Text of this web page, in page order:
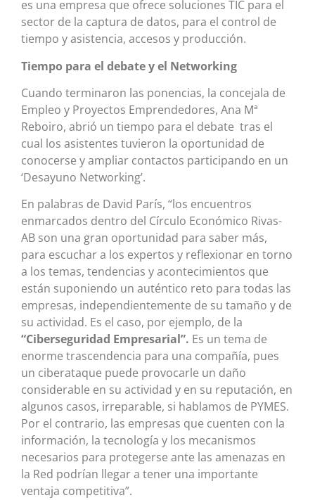
es una empresa que ofrece soluciones TIC para el
sector de la captura de datos, para el control de
tiempo y asistencia, accesos y producción.
Tiempo para el debate y el Networking
Cuando terminaron las ponencias, la concejala de
Empleo y Proyectos Emprendedores, Ana Mª
Reboiro, abrió un tiempo para el debate tras el
cual los asistentes tuvieron la oportunidad de
conocerse y ampliar contactos participando en un
‘Desayuno Networking’.
En palabras de David París, “los encuentros
enmarcados dentro del Círculo Económico Rivas-
AB son una gran oportunidad para saber más,
para escuchar a los expertos y reflexionar en torno
a los temas, tendencias y acontecimientos que
están suponiendo un auténtico reto para todas las
empresas, independientemente de su tamaño y de
su actividad. Es el caso, por ejemplo, de la
“Ciberseguridad Empresarial”. Es un tema de
enorme trascendencia para una compañía, pues
un ciberataque puede provocarle un daño
considerable en su actividad y en su reputación, en
algunos casos, irreparable, si hablamos de PYMES.
Por el contrario, las empresas que cuenten con la
información, la tecnología y los mecanismos
necesarios para protegerse ante las amenazas en
la Red podrían llegar a tener una importante
ventaja competitiva”.